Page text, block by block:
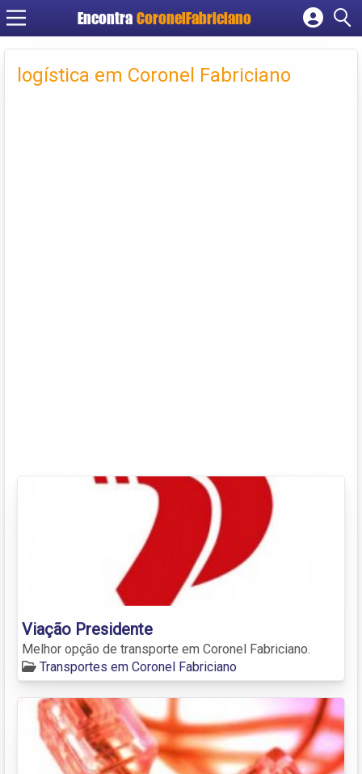
Encontra CoronelFabriciano
Cadastrar empresa
Criar conta
logística em Coronel Fabriciano
Viação Presidente
Melhor opção de transporte em Coronel Fabriciano.
Transportes em Coronel Fabriciano